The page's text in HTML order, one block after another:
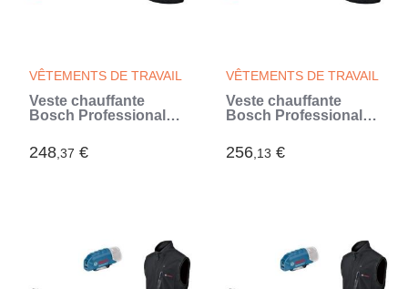
VÊTEMENTS DE TRAVAIL
Veste chauffante
Bosch Professional
2XL, avec batterie 12V
- 06188000G8
248,37 €
VÊTEMENTS DE TRAVAIL
Veste chauffante
Bosch Professional
XL, avec batterie 12V -
06188000G7 (Noir)
256,13 €